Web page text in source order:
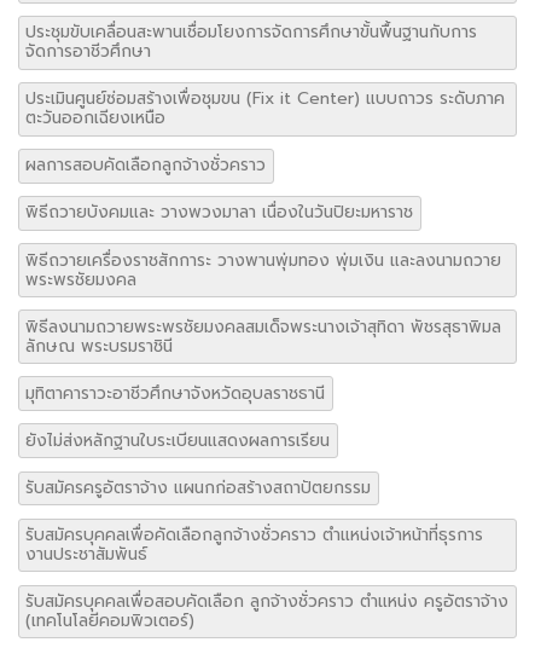
ประชุมขับเคลื่อนสะพานเชื่อมโยงการจัดการศึกษาขั้นพื้นฐานกับการ
จัดการอาชีวศึกษา
ประเมินศูนย์ซ่อมสร้างเพื่อชุมขน (Fix it Center) แบบถาวร ระดับภาค
ตะวันออกเฉียงเหนือ
ผลการสอบคัดเลือกลูกจ้างชั่วคราว
พิธีถวายบังคมและ วางพวงมาลา เนื่องในวันปิยะมหาราช
พิธีถวายเครื่องราชสักการะ วางพานพุ่มทอง พุ่มเงิน และลงนามถวาย
พระพรชัยมงคล
พิธีลงนามถวายพระพรชัยมงคลสมเด็จพระนางเจ้าสุทิดา พัชรสุธาพิมล
ลักษณ พระบรมราชินี
มุทิตาคาราวะอาชีวศึกษาจังหวัดอุบลราชธานี
ยังไม่ส่งหลักฐานใบระเบียนแสดงผลการเรียน
รับสมัครครูอัตราจ้าง แผนกก่อสร้างสถาปัตยกรรม
รับสมัครบุคคลเพื่อคัดเลือกลูกจ้างชั่วคราว ตำแหน่งเจ้าหน้าที่ธุรการ
งานประชาสัมพันธ์
รับสมัครบุคคลเพื่อสอบคัดเลือก ลูกจ้างชั่วคราว ตำแหน่ง ครูอัตราจ้าง
(เทคโนโลยีคอมพิวเตอร์)